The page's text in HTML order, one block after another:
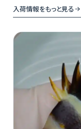
入荷情報をもっと見る